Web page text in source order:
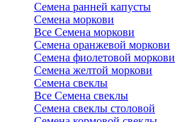
Семена ранней капусты
Семена моркови
Все Семена моркови
Семена оранжевой моркови
Семена фиолетовой моркови
Семена желтой моркови
Семена свеклы
Все Семена свеклы
Семена свеклы столовой